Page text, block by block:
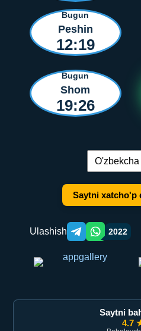
Bugun
Peshin
12:19
Bugun
Shom
19:26
Tilni
Saytni xatcho'p
Ulashish Telegram orqali
WhatsApp
2022
Saytni
4.7